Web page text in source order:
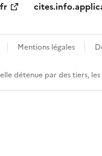
Mentions légales
détenue par des tiers,